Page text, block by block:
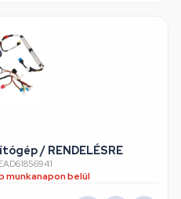
/ RENDELÉSRE
munkanapon belül